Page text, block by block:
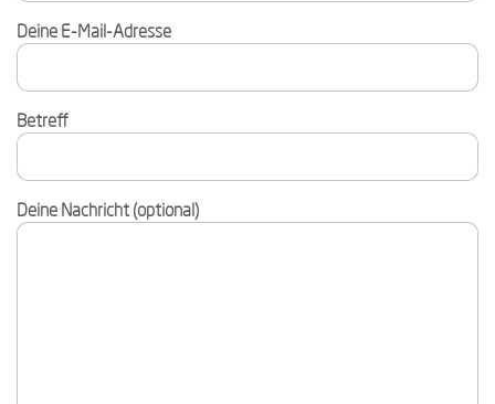
Deine E-Mail-Adresse
Betreff
Deine Nachricht (optional)